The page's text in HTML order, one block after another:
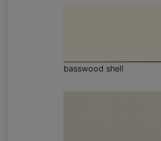
basswood shell